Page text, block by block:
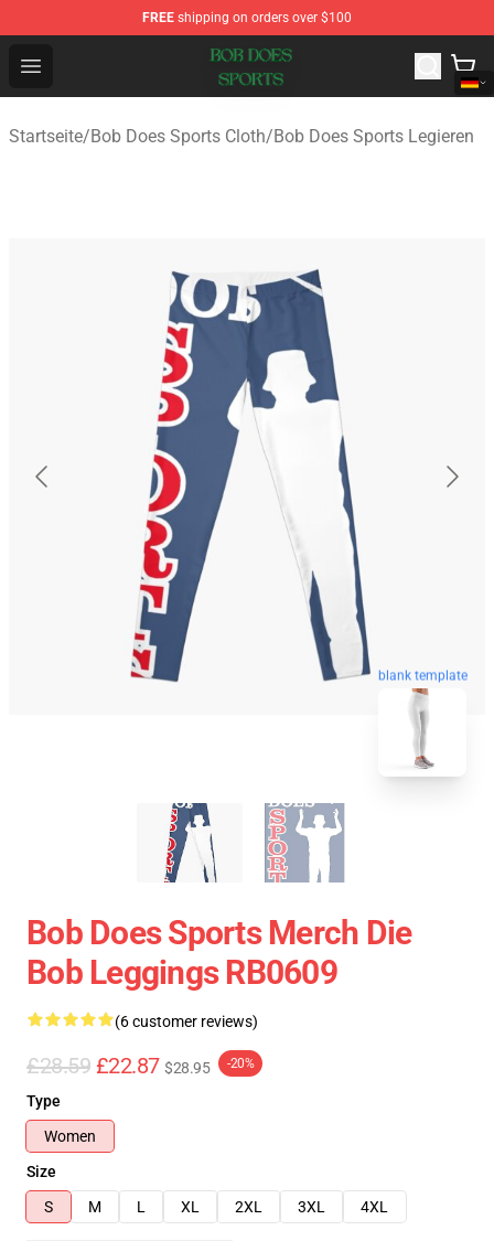
FREE shipping on orders over $100
Open menu
Bob Does Sports Store - Official Bob Does Sports
Startseite/Bob Does Sports Cloth/Bob Does Sports Legieren
blank template
Bob Does Sports Merch Die
Bob Leggings RB0609
(6 customer reviews)
£28.59 £22.87 $28.95 -20%
Type
Women
Size
S
M L XL 2XL 3XL 4XL